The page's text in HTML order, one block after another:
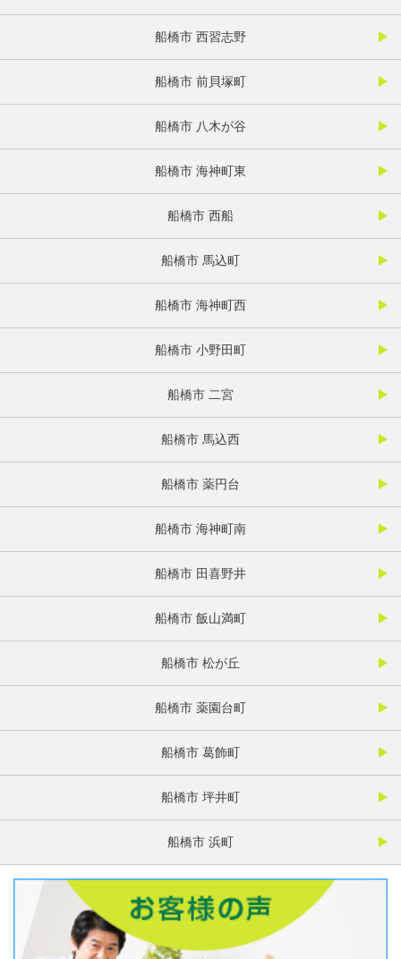
船橋市 西習志野
船橋市 前貝塚町
船橋市 八木が谷
船橋市 海神町東
船橋市 西船
船橋市 馬込町
船橋市 海神町西
船橋市 小野田町
船橋市 二宮
船橋市 馬込西
船橋市 薬円台
船橋市 海神町南
船橋市 田喜野井
船橋市 飯山満町
船橋市 松が丘
船橋市 薬園台町
船橋市 葛飾町
船橋市 坪井町
船橋市 浜町